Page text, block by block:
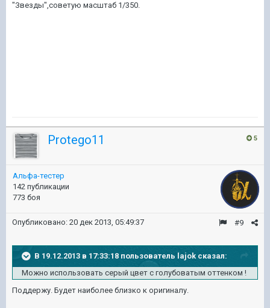
"Звезды",советую масштаб 1/350.
5
Protego11
Альфа-тестер
142 публикации
773 боя
#9
Опубликовано: 20 дек 2013, 05:49:37
В 19.12.2013 в 17:33:18 пользователь lajok сказал:
Можно использовать серый цвет с голубоватым оттенком !
Поддержу. Будет наиболее близко к оригиналу.